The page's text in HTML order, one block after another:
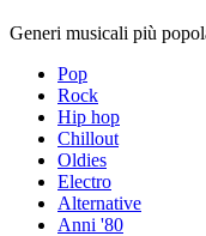
Generi musicali più
Pop
Rock
Hip hop
Chillout
Oldies
Electro
Alternative
Anni '80